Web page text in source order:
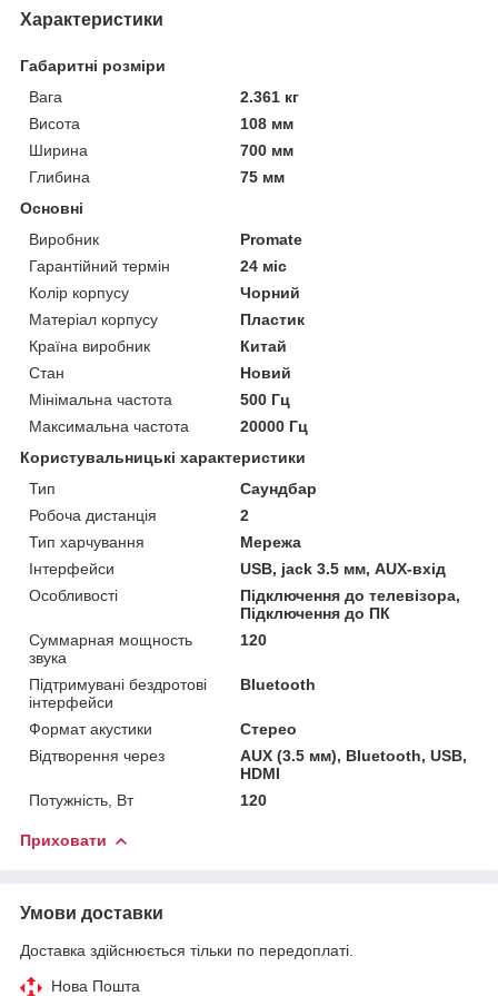
Характеристики
Габаритні розміри
Вага
2.361 кг
Висота
108 мм
Ширина
700 мм
Глибина
75 мм
Основні
Виробник
Promate
Гарантійний термін
24 міс
Колір корпусу
Чорний
Матеріал корпусу
Пластик
Країна виробник
Китай
Стан
Новий
Мінімальна частота
500 Гц
Максимальна частота
20000 Гц
Користувальницькі характеристики
Тип
Саундбар
Робоча дистанція
2
Тип харчування
Мережа
Інтерфейси
USB, jack 3.5 мм, AUX-вхід
Особливості
Підключення до телевізора,
Підключення до ПК
Суммарная мощность
звука
120
Підтримувані бездротові
інтерфейси
Bluetooth
Формат акустики
Стерео
Відтворення через
AUX (3.5 мм), Bluetooth, USB,
HDMI
Потужність, Вт
120
Приховати
Умови доставки
Доставка здійснюється тільки по передоплаті.
Нова Пошта